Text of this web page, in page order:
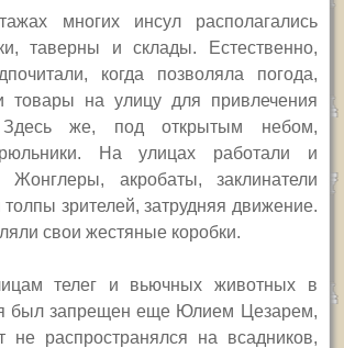
многих инсул располагались
таверны и склады. Естественно,
когда позволяла погода,
товары на улицу для привлечения
Здесь же, под открытым небом,
На улицах работали и
Жонглеры, акробаты, заклинатели
зрителей, затрудняя движение.
свои жестяные коробки.
телег и вьючных животных в
был запрещен еще Юлием Цезарем,
не распространялся на всадников,